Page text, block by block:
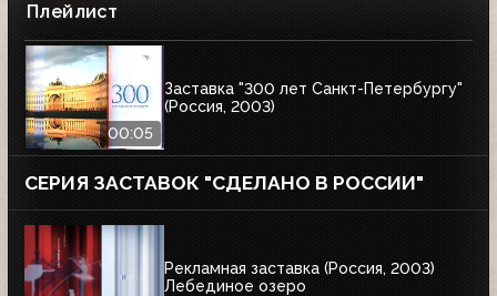
Плейлист
00:05
Заставка "300 лет Санкт-Петербургу"
(Россия, 2003)
СЕРИЯ ЗАСТАВОК "СДЕЛАНО В РОССИИ"
Рекламная заставка (Россия, 2003)
Лебединое озеро